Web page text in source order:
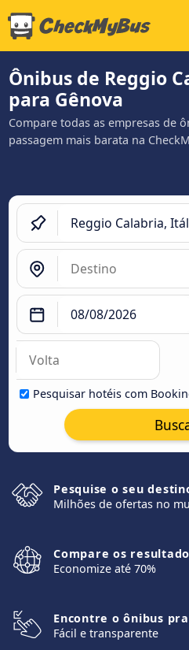
Ônibus de Reggio
para Gênova
Compare todas as empresas de
passagem mais barata na
Pesquisar hotéis com
Pesquise o seu
Milhões de ofertas no
Compare os
Economize até 70%
Encontre o ônibus
Fácil e transparente